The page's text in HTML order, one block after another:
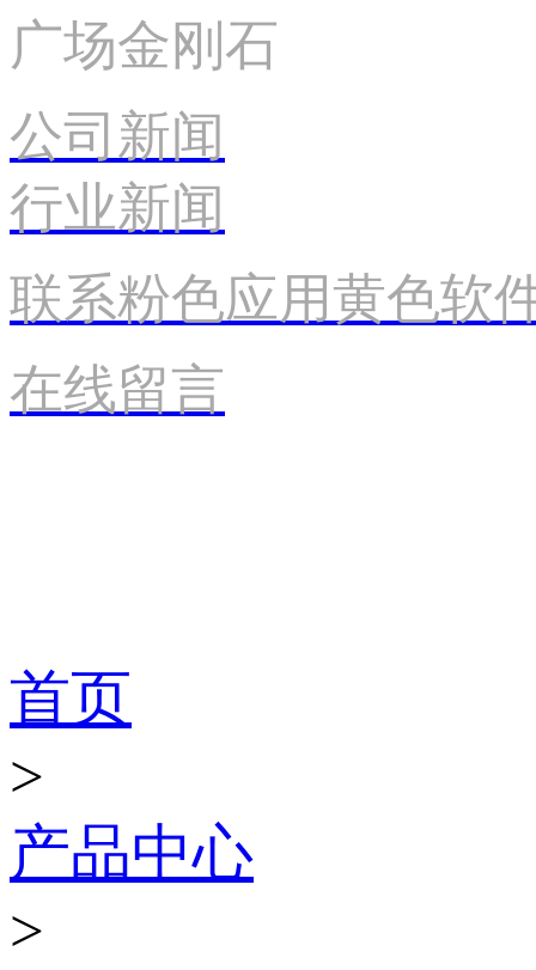
广场金刚石
公司新闻
行业新闻
联系粉色应用黄色软
在线留言
首页
>
产品中心
>